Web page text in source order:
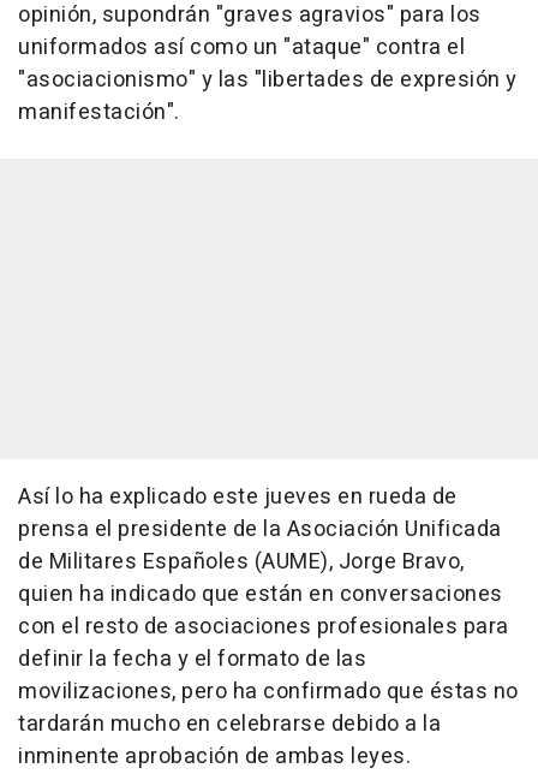
opinión, supondrán "graves agravios" para los
uniformados así como un "ataque" contra el
"asociacionismo" y las "libertades de expresión y
manifestación".
Así lo ha explicado este jueves en rueda de
prensa el presidente de la Asociación Unificada
de Militares Españoles (AUME), Jorge Bravo,
quien ha indicado que están en conversaciones
con el resto de asociaciones profesionales para
definir la fecha y el formato de las
movilizaciones, pero ha confirmado que éstas no
tardarán mucho en celebrarse debido a la
inminente aprobación de ambas leyes.